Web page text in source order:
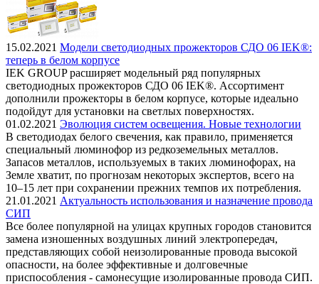
15.02.2021 Модели светодиодных прожекторов СДО 06 IEK®:
теперь в белом корпусе
IEK GROUP расширяет модельный ряд популярных
светодиодных прожекторов СДО 06 IEK®. Ассортимент
дополнили прожекторы в белом корпусе, которые идеально
подойдут для установки на светлых поверхностях.
01.02.2021 Эволюция систем освещения. Новые технологии
В светодиодах белого свечения, как правило, применяется
специальный люминофор из редкоземельных металлов.
Запасов металлов, используемых в таких люминофорах, на
Земле хватит, по прогнозам некоторых экспертов, всего на
10–15 лет при сохранении прежних темпов их потребления.
21.01.2021 Актуальность использования и назначение провода
СИП
Все более популярной на улицах крупных городов становится
замена изношенных воздушных линий электропередач,
представляющих собой неизолированные провода высокой
опасности, на более эффективные и долговечные
приспособления - самонесущие изолированные провода СИП.